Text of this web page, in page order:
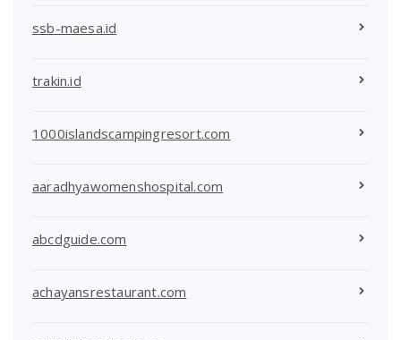
ssb-maesa.id
trakin.id
1000islandscampingresort.com
aaradhyawomenshospital.com
abcdguide.com
achayansrestaurant.com